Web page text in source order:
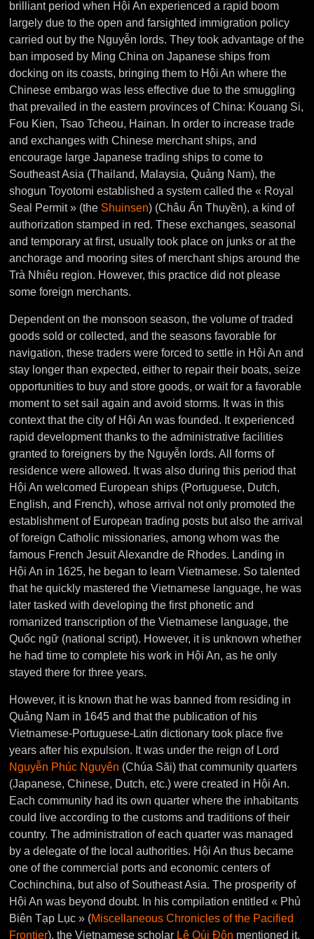
brilliant period when Hội An experienced a rapid boom
largely due to the open and farsighted immigration policy
carried out by the Nguyễn lords. They took advantage of the
ban imposed by Ming China on Japanese ships from
docking on its coasts, bringing them to Hội An where the
Chinese embargo was less effective due to the smuggling
that prevailed in the eastern provinces of China: Kouang Si,
Fou Kien, Tsao Tcheou, Hainan. In order to increase trade
and exchanges with Chinese merchant ships, and
encourage large Japanese trading ships to come to
Southeast Asia (Thailand, Malaysia, Quảng Nam), the
shogun Toyotomi established a system called the « Royal
Seal Permit » (the Shuinsen) (Châu Ấn Thuyền), a kind of
authorization stamped in red. These exchanges, seasonal
and temporary at first, usually took place on junks or at the
anchorage and mooring sites of merchant ships around the
Trà Nhiêu region. However, this practice did not please
some foreign merchants.
Dependent on the monsoon season, the volume of traded
goods sold or collected, and the seasons favorable for
navigation, these traders were forced to settle in Hội An and
stay longer than expected, either to repair their boats, seize
opportunities to buy and store goods, or wait for a favorable
moment to set sail again and avoid storms. It was in this
context that the city of Hội An was founded. It experienced
rapid development thanks to the administrative facilities
granted to foreigners by the Nguyễn lords. All forms of
residence were allowed. It was also during this period that
Hội An welcomed European ships (Portuguese, Dutch,
English, and French), whose arrival not only promoted the
establishment of European trading posts but also the arrival
of foreign Catholic missionaries, among whom was the
famous French Jesuit Alexandre de Rhodes. Landing in
Hội An in 1625, he began to learn Vietnamese. So talented
that he quickly mastered the Vietnamese language, he was
later tasked with developing the first phonetic and
romanized transcription of the Vietnamese language, the
Quốc ngữ (national script). However, it is unknown whether
he had time to complete his work in Hội An, as he only
stayed there for three years.
However, it is known that he was banned from residing in
Quảng Nam in 1645 and that the publication of his
Vietnamese-Portuguese-Latin dictionary took place five
years after his expulsion. It was under the reign of Lord
Nguyễn Phúc Nguyên (Chúa Sãi) that community quarters
(Japanese, Chinese, Dutch, etc.) were created in Hội An.
Each community had its own quarter where the inhabitants
could live according to the customs and traditions of their
country. The administration of each quarter was managed
by a delegate of the local authorities. Hội An thus became
one of the commercial ports and economic centers of
Cochinchina, but also of Southeast Asia. The prosperity of
Hội An was beyond doubt. In his compilation entitled « Phủ
Biên Tạp Lục » (Miscellaneous Chronicles of the Pacified
Frontier), the Vietnamese scholar Lê Qúi Đôn mentioned it.